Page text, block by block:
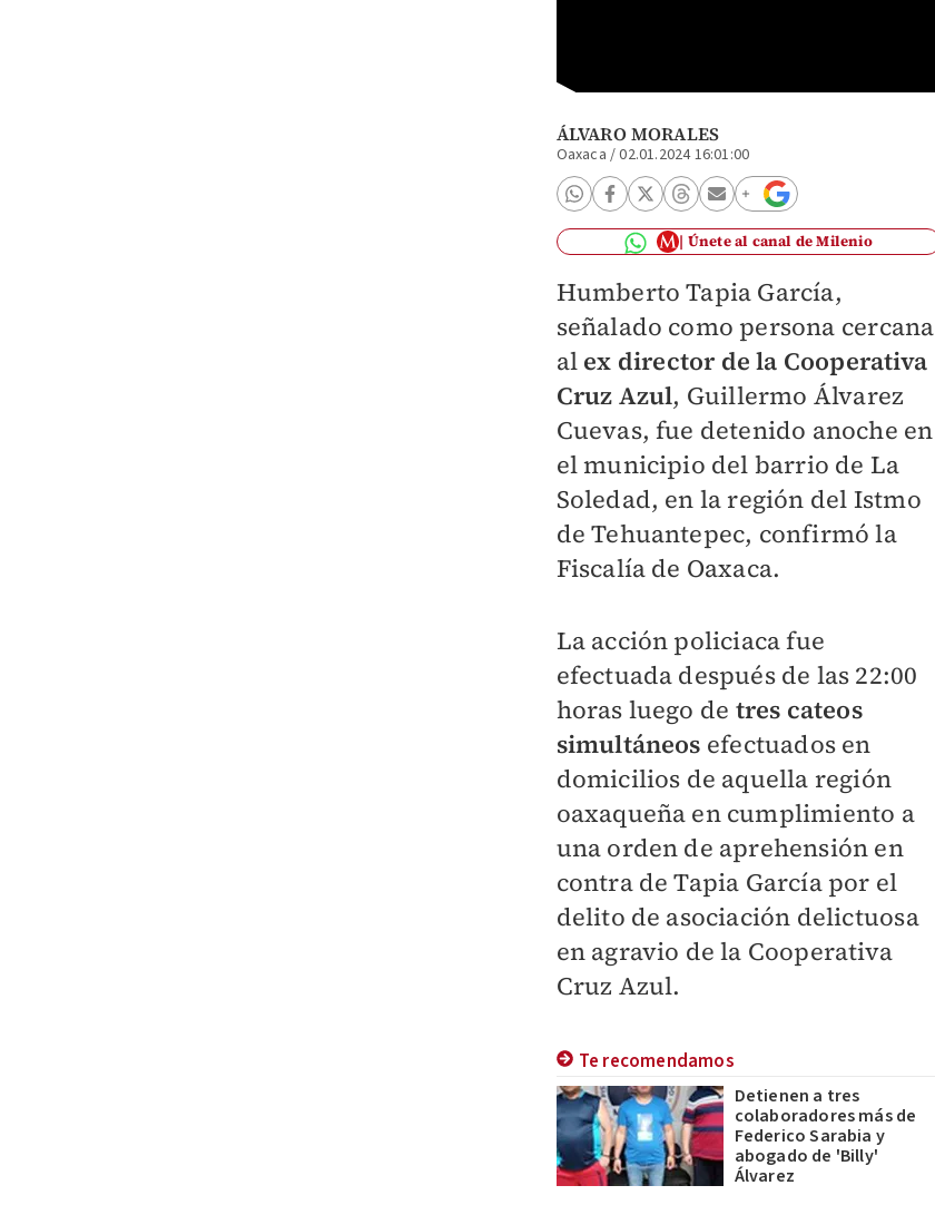
ÁLVARO MORALES
Oaxaca /02.01.2024 16:01:00
Únete al canal de Milenio
Humberto Tapia García,
señalado como persona cercana
al ex director de la Cooperativa
Cruz Azul, Guillermo Álvarez
Cuevas, fue detenido anoche en
el municipio del barrio de La
Soledad, en la región del Istmo
de Tehuantepec, confirmó la
Fiscalía de Oaxaca.
La acción policiaca fue
efectuada después de las 22:00
horas luego de tres cateos
simultáneos efectuados en
domicilios de aquella región
oaxaqueña en cumplimiento a
una orden de aprehensión en
contra de Tapia García por el
delito de asociación delictuosa
en agravio de la Cooperativa
Cruz Azul.
Te recomendamos
Detienen a tres
colaboradores más de
Federico Sarabia y
abogado de 'Billy'
Álvarez